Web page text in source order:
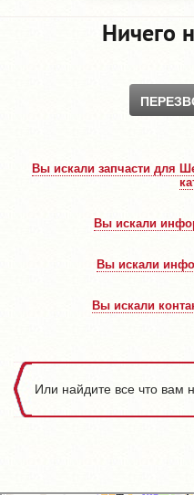
Ничего
Вы искали запчасти для
Вы искали
Вы искали
Вы искали
Или найдите все что вам